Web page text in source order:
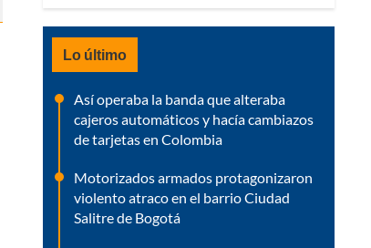
Lo último
Así operaba la banda que alteraba
cajeros automáticos y hacía cambiazos
de tarjetas en Colombia
Motorizados armados protagonizaron
violento atraco en el barrio Ciudad
Salitre de Bogotá